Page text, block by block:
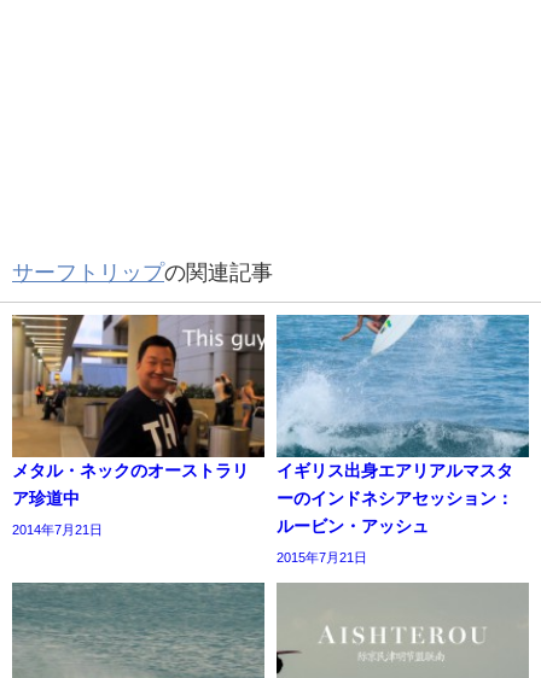
サーフトリップの関連記事
メタル・ネックのオーストラリ
ア珍道中
2014年7月21日
イギリス出身エアリアルマスタ
ーのインドネシアセッション：
ルービン・アッシュ
2015年7月21日